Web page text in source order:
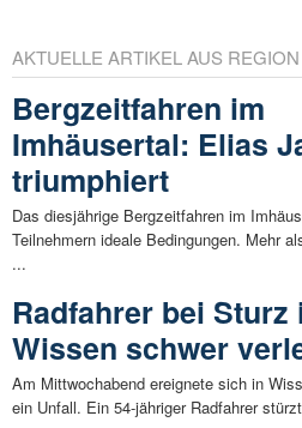
AKTUELLE ARTIKEL AUS REGION
Bergzeitfahren im
Imhäusertal: Elias
triumphiert
Das diesjährige Bergzeitfahren im
Teilnehmern ideale Bedingungen. Mehr
...
Radfahrer bei Sturz
Wissen schwer
Am Mittwochabend ereignete sich in
ein Unfall. Ein 54-jähriger Radfahrer